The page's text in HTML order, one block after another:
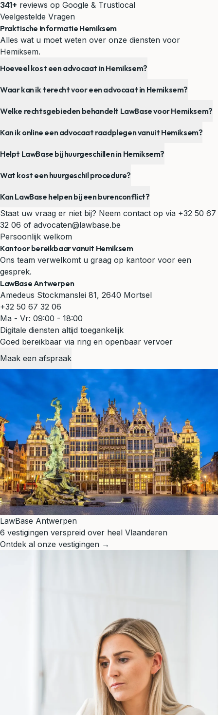
341+ reviews op Google & Trustlocal
Veelgestelde Vragen
Praktische informatie Hemiksem
Alles wat u moet weten over onze diensten voor
Hemiksem.
Hoeveel kost een advocaat in Hemiksem?
Waar kan ik terecht voor een advocaat in Hemiksem?
Welke rechtsgebieden behandelt LawBase voor Hemiksem?
Kan ik online een advocaat raadplegen vanuit Hemiksem?
Helpt LawBase bij huurgeschillen in Hemiksem?
Wat kost een huurgeschil procedure?
Kan LawBase helpen bij een burenconflict?
Staat uw vraag er niet bij? Neem contact op via +32 50 67
32 06 of advocaten@lawbase.be
Persoonlijk welkom
Kantoor bereikbaar vanuit Hemiksem
Ons team verwelkomt u graag op kantoor voor een
gesprek.
LawBase Antwerpen
Amedeus Stockmanslei 81, 2640 Mortsel
+32 50 67 32 06
Ma - Vr: 09:00 - 18:00
Digitale diensten altijd toegankelijk
Goed bereikbaar via ring en openbaar vervoer
Maak een afspraak
LawBase Antwerpen
6 vestigingen verspreid over heel Vlaanderen
Ontdek al onze vestigingen →